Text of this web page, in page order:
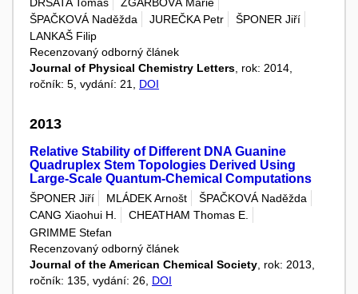
ŠPAČKOVÁ Naděžda
JUREČKA Petr
ŠPONER Jiří
LANKAŠ Filip
Recenzovaný odborný článek
Journal of Physical Chemistry Letters, rok: 2014,
ročník: 5, vydání: 21, DOI
2013
Relative Stability of Different DNA Guanine
Quadruplex Stem Topologies Derived Using
Large-Scale Quantum-Chemical Computations
ŠPONER Jiří MLÁDEK Arnošt
ŠPAČKOVÁ Naděžda
CANG Xiaohui H.
CHEATHAM Thomas E.
GRIMME Stefan
Recenzovaný odborný článek
Journal of the American Chemical Society , rok: 2013,
ročník: 135, vydání: 26, DOI